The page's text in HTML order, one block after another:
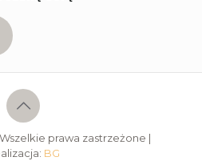
prawa zastrzeżone |
BG